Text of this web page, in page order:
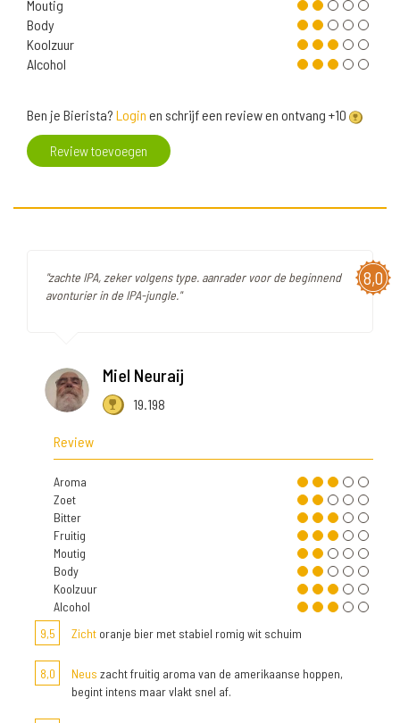
Moutig
Body
Koolzuur
Alcohol
Ben je Bierista? Login en schrijf een review en ontvang +10
Review toevoegen
8,0
"zachte IPA, zeker volgens type. aanrader voor de beginnend
avonturier in de IPA-jungle."
Miel Neuraij
19.198
Review
Aroma
Zoet
Bitter
Fruitig
Moutig
Body
Koolzuur
Alcohol
9,5
Zicht oranje bier met stabiel romig wit schuim
8,0 Neus zacht fruitig aroma van de amerikaanse hoppen,
begint intens maar vlakt snel af.